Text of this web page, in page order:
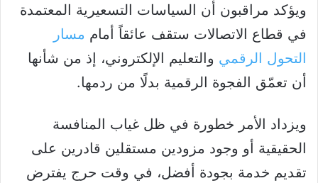
ويؤكد مراقبون أن السياسات التسعيرية المعتمدة
في قطاع الاتصالات ستقف عائقاً أمام مسار
التحول الرقمي والتعليم الإلكتروني، إذ من شأنها
أن تعمّق الفجوة الرقمية بدلًا من ردمها.
ويزداد الأمر خطورة في ظل غياب المنافسة
الحقيقية أو وجود مزودين مستقلين قادرين على
تقديم خدمة بجودة أفضل، في وقت حرج يفترض